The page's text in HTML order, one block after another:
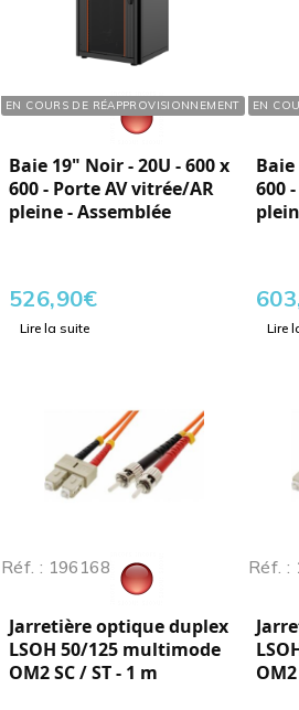
EN COURS DE RÉAPPROVISIONNEMENT
Réf. : 760200
Baie 19" Noir - 20U - 600 x
600 - Porte AV vitrée/AR
pleine - Assemblée
526,90€
Lire la suite
EN
Réf.
Baie
600
Lire
Réf. : 196168
Jarretière optique duplex
LSOH 50/125 multimode
OM2 SC / ST - 1 m
Réf. :